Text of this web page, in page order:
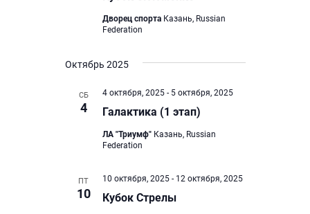
п
т
о
т
Дворец спорта Казань, Russian
Federation
Октябрь 2025
СБ
4 Галактика (1 этап)
4 октября, 2025- 5 октября, 2025
ЛА "Триумф" Казань, Russian
Federation
ПТ
10 Кубок Стрелы
10 октября, 2025- 12 октября, 2025